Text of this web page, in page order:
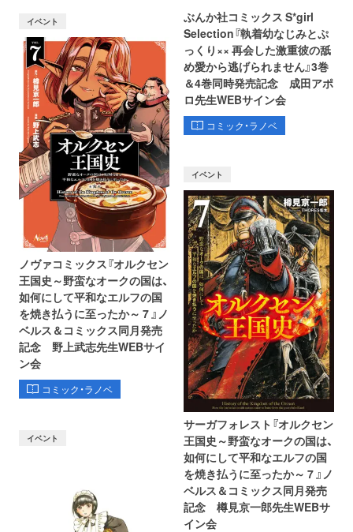
ぶんか社コミックス S*girl
Selection『執着幼なじみとぷ
っくり×× 再会した激重彼の舐
め愛から逃げられません』3巻
＆4巻同時発売記念 成田アポ
ロ先生WEBサイン会
コミック・ラノベ
イベント
ノヴァコミックス『オルクセン
王国史～野蛮なオークの国は、
如何にして平和なエルフの国
を焼き払うに至ったか～ 7 』ノ
ベルス＆コミックス同月発売
記念 野上武志先生WEBサイ
ン会
コミック・ラノベ
イベント
サーガフォレスト『オルクセン
王国史～野蛮なオークの国は、
如何にして平和なエルフの国
を焼き払うに至ったか～ 7 』ノ
ベルス＆コミックス同月発売
記念 樽見京一郎先生WEBサ
イン会
イベント